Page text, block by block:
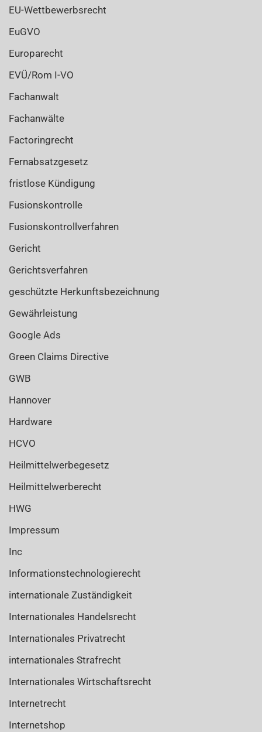
EU-Wettbewerbsrecht
EuGVO
Europarecht
EVÜ/Rom I-VO
Fachanwalt
Fachanwälte
Factoringrecht
Fernabsatzgesetz
fristlose Kündigung
Fusionskontrolle
Fusionskontrollverfahren
Gericht
Gerichtsverfahren
geschützte Herkunftsbezeichnung
Gewährleistung
Google Ads
Green Claims Directive
GWB
Hannover
Hardware
HCVO
Heilmittelwerbegesetz
Heilmittelwerberecht
HWG
Impressum
Inc
Informationstechnologierecht
internationale Zuständigkeit
Internationales Handelsrecht
Internationales Privatrecht
internationales Strafrecht
Internationales Wirtschaftsrecht
Internetrecht
Internetshop